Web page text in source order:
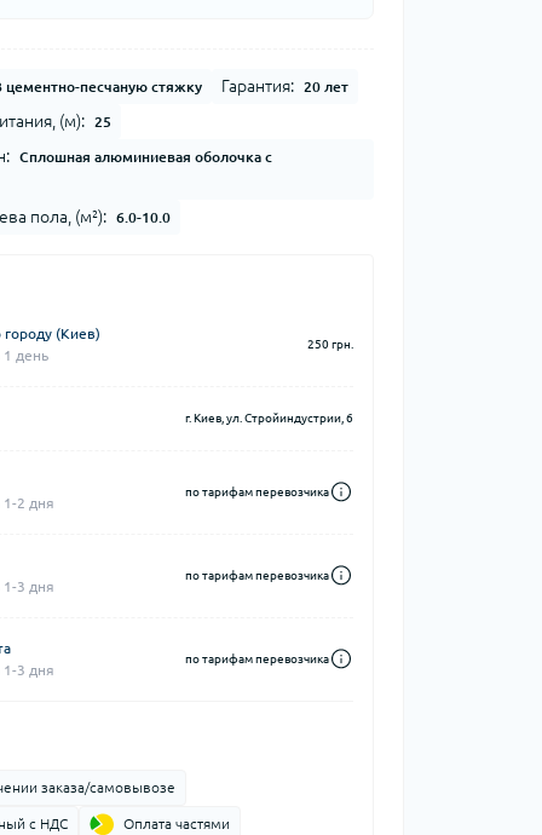
цементно-песчаную стяжку Гарантия: 20 лет
(м): 25
Сплошная алюминиевая оболочка с
пола, (м²): 6.0-10.0
(Киев)
день
250 грн.
г. Киев, ул. Стройиндустрии, 6
1-2 дня
по тарифам перевозчика
1-3 дня
по тарифам перевозчика
1-3 дня
по тарифам перевозчика
заказа/самовывозе
с НДС Оплата частями